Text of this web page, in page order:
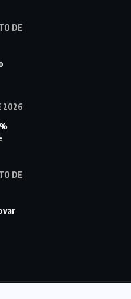
DE
2026
DE